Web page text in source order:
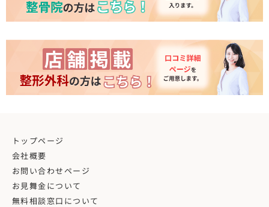
トップページ
会社概要
お問い合わせページ
お見舞金について
無料相談窓口について